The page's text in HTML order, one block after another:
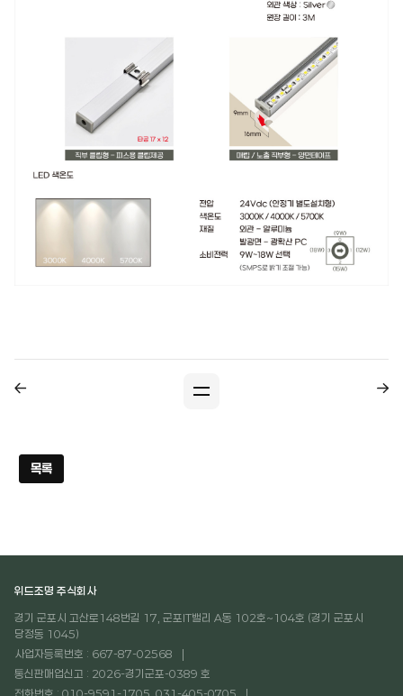
목록
위드조명 주식회사
경기 군포시 고산로148번길 17, 군포IT밸리 A동 102호~104호 (경기 군포시
당정동 1045)
사업자등록번호 : 667-87-02568
통신판매업신고 : 2026-경기군포-0389 호